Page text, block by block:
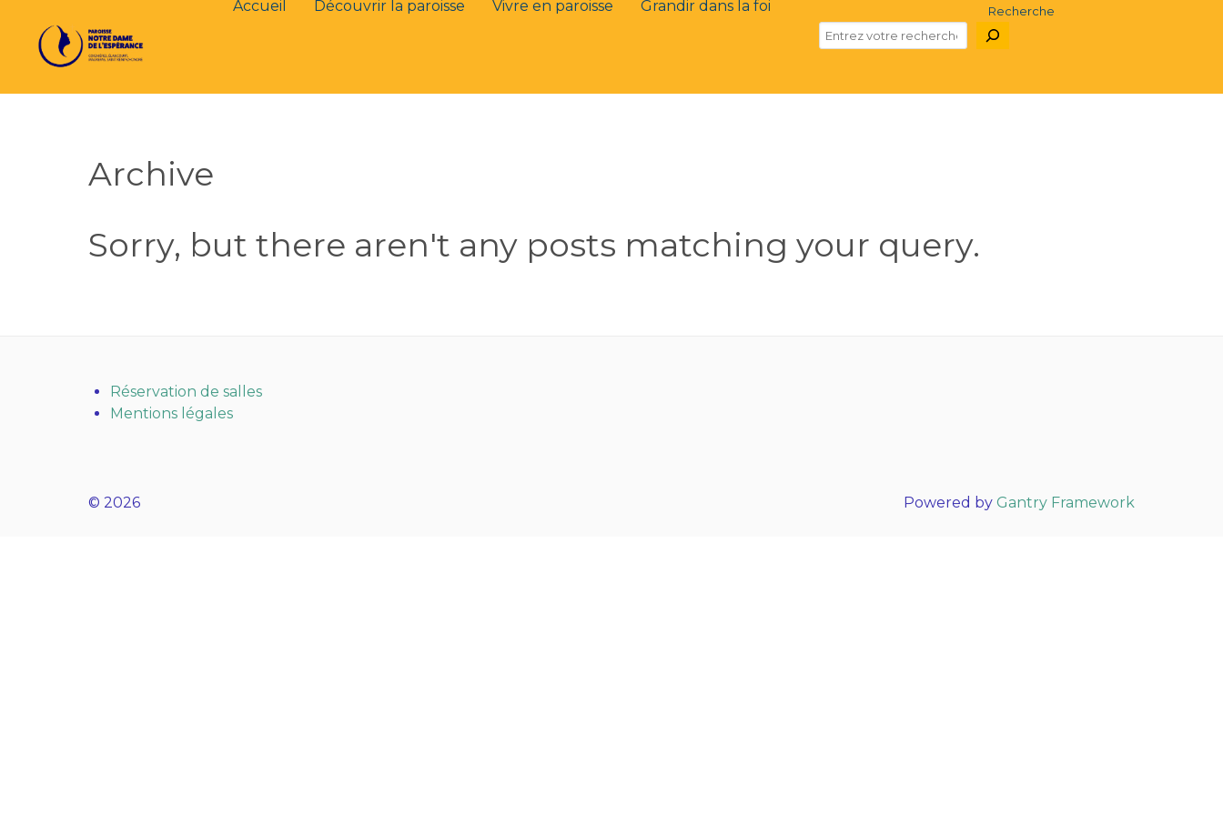
Accueil Découvrir la paroisse Vivre en paroisse Grandir dans la foi Recherche
Archive
Sorry, but there aren't any posts matching your query.
Réservation de salles
Mentions légales
© 2026 Powered by Gantry Framework